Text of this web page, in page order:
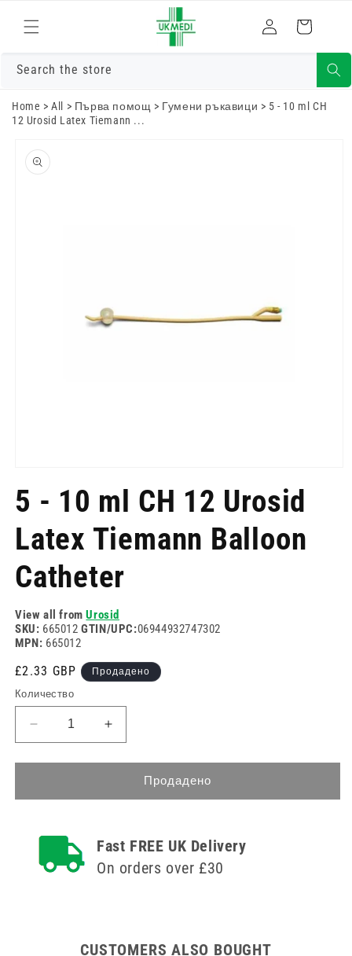
към
съдържанието
Влизам Количка
Search the store
Home >All > Първа помощ > Гумени ръкавици > 5 - 10 ml CH
12 Urosid Latex Tiemann ...
информацията
за продукта
1
в
режим
5 - 10 ml CH 12 Urosid
Latex Tiemann Balloon
Catheter
View all fromUrosid
SKU: 665012GTIN/UPC:06944932747302
MPN: 665012
Редовна
цена
£2.33 GBP Продадено
Количество
Намаляване
на
количеството
5
CH
Увеличете
количеството
за
-
CH
12
Catheter
Продадено
Fast FREE UK Delivery
On orders over £30
CUSTOMERS ALSO BOUGHT